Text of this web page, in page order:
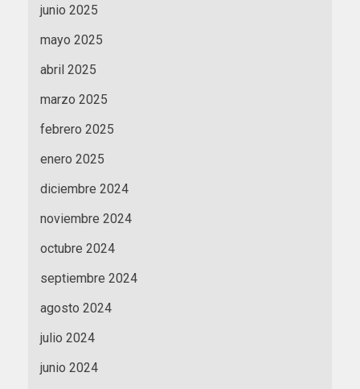
junio 2025
mayo 2025
abril 2025
marzo 2025
febrero 2025
enero 2025
diciembre 2024
noviembre 2024
octubre 2024
septiembre 2024
agosto 2024
julio 2024
junio 2024